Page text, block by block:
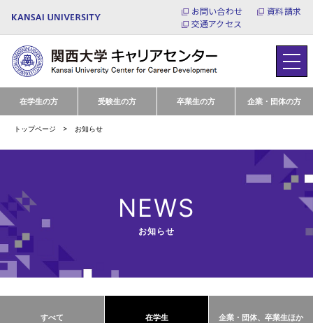
お問い合わせ
資料請求
交通アクセス
在学生の方 受験生の方 卒業生の方 企業・団体の方
トップページ お知らせ
NEWS
お知らせ
すべて 在学生 企業・団体、卒業生ほか